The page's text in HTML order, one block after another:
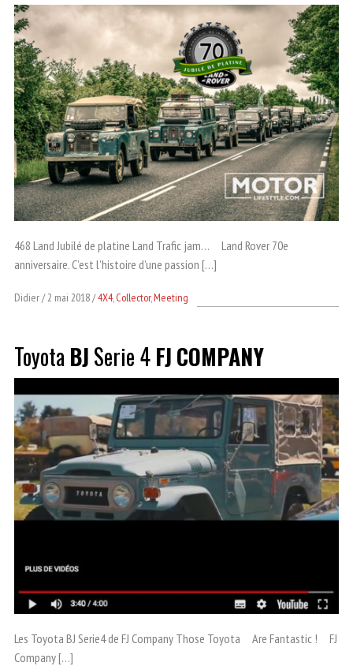
468 Land Jubilé de platine Land Trafic jam… Land Rover 70e
anniversaire. C’est l’histoire d’une passion […]
Didier 2 mai 2018 4X4,Collector,Meeting
Toyota BJSerie 4FJCOMPANY
Les Toyota BJ Serie4 de FJ Company Those Toyota Are Fantastic ! FJ
Company […]